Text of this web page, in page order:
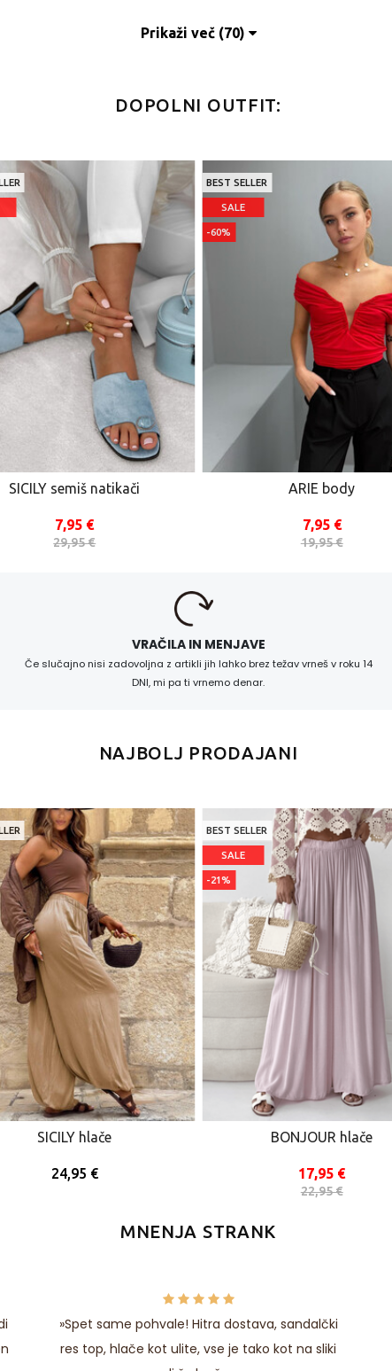
Prikaži več (70)
DOPOLNI OUTFIT:
SICILY semiš natikači
7,95 €
29,95 €
BEST SELLER
SALE
-60%
ARIE body
7,95 €
19,95 €
VRAČILA IN MENJAVE
Če slučajno nisi zadovoljna z artikli jih lahko brez težav vrneš v roku 14
DNI, mi pa ti vrnemo denar.
NAJBOLJ PRODAJANI
SICILY hlače
24,95 €
BEST SELLER
SALE
-21%
BONJOUR hlače
17,95 €
22,95 €
MNENJA STRANK
»Spet same pohvale! Hitra dostava, sandalčki
res top, hlače kot ulite, vse je tako kot na sliki